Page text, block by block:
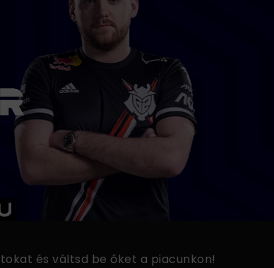
és váltsd be őket a piacunkon!